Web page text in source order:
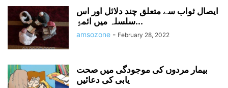
ایصال ثواب سے متعلق چند دلائل اور اس
سلسلہ میں ائمۂِ...
amsozone - February 28, 2022
بیمار مردوں کی موجودگی میں صحت
یابی کی دعائیں